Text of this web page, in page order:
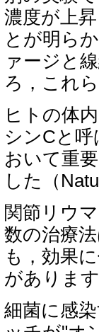
濃度が上
とが明ら
ァージと
ろ，これ
ヒトの体
シンCと
おいて重
した（
関節リウ
数の治療
も，効果
があります
細菌に感